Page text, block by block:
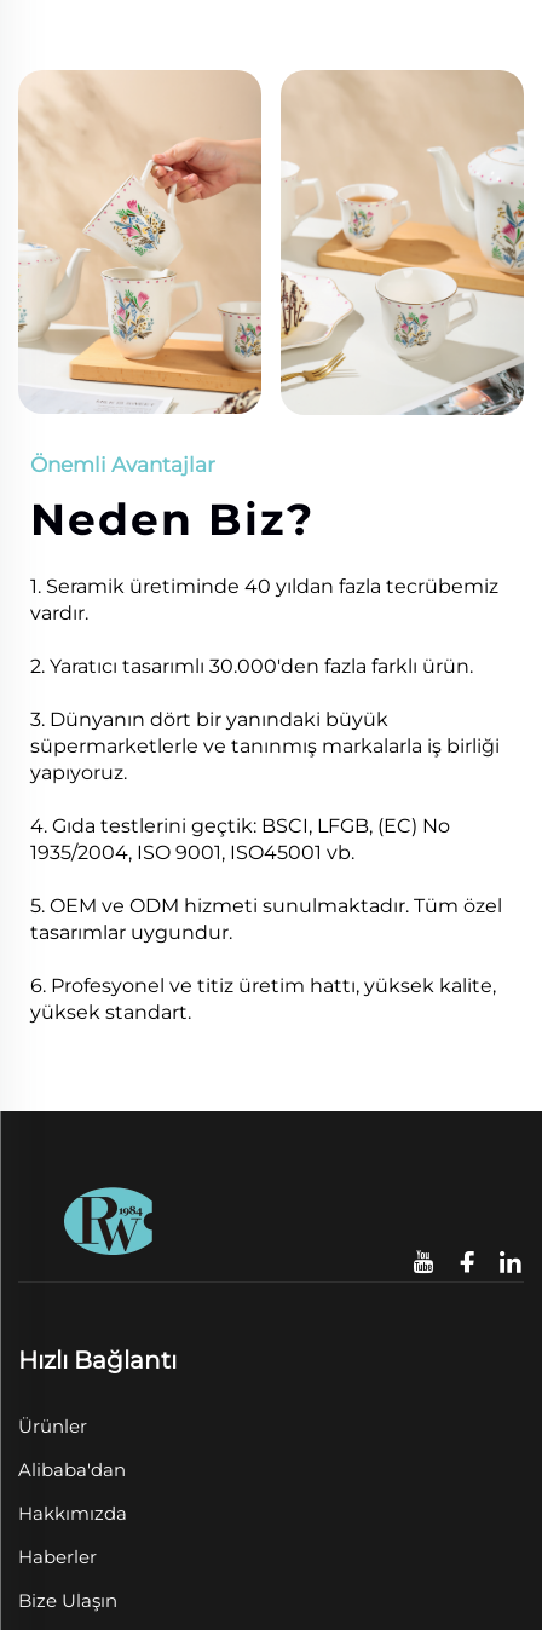
Önemli Avantajlar
Neden Biz?
1. Seramik üretiminde 40 yıldan fazla tecrübemiz
vardır.
2. Yaratıcı tasarımlı 30.000'den fazla farklı ürün.
3. Dünyanın dört bir yanındaki büyük
süpermarketlerle ve tanınmış markalarla iş birliği
yapıyoruz.
4. Gıda testlerini geçtik: BSCI, LFGB, (EC) No
1935/2004, ISO 9001, ISO45001 vb.
5. OEM ve ODM hizmeti sunulmaktadır. Tüm özel
tasarımlar uygundur.
6. Profesyonel ve titiz üretim hattı, yüksek kalite,
yüksek standart.
Hızlı Bağlantı
Ürünler
Alibaba'dan
Hakkımızda
Haberler
Bize Ulaşın